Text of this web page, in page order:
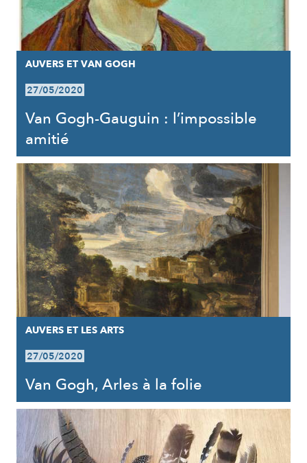
AUVERS ET VAN GOGH
27/05/2020
Van Gogh-Gauguin : l’impossible
amitié
AUVERS ET LES ARTS
27/05/2020
Van Gogh, Arles à la folie